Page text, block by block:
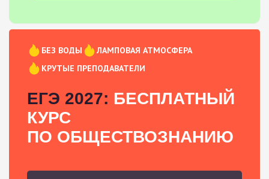
БЕЗ ВОДЫ
ЛАМПОВАЯ АТМОСФЕРА
КРУТЫЕ ПРЕПОДАВАТЕЛИ
ЕГЭ 2027: БЕСПЛАТНЫЙ
КУРС
ПО ОБЩЕСТВОЗНАНИЮ